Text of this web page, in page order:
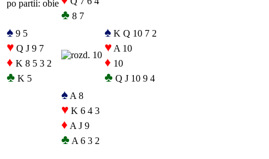
po partii: obie
♣ 8 7
♠ 9 5
♥ Q J 9 7
♦ K 8 5 3 2
♣ K 5
♠ K Q 10 7 2
♥ A 10
♦ 10
♣ Q J 10 9 4
♠ A 8
♥ K 6 4 3
♦ A J 9
♣ A 6 3 2